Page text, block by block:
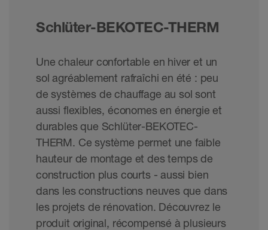
Schlüter-BEKOTEC-THERM
Une chaleur confortable en hiver et un
sol agréablement rafraîchi en été : peu
de systèmes de chauffage au sol sont
aussi flexibles, économes en énergie et
durables que Schlüter-BEKOTEC-
THERM. Ce système permet une faible
hauteur de montage et des temps de
construction plus courts - aussi bien
dans les constructions neuves que dans
les projets de rénovation. Découvrez le
produit original, récompensé à plusieurs